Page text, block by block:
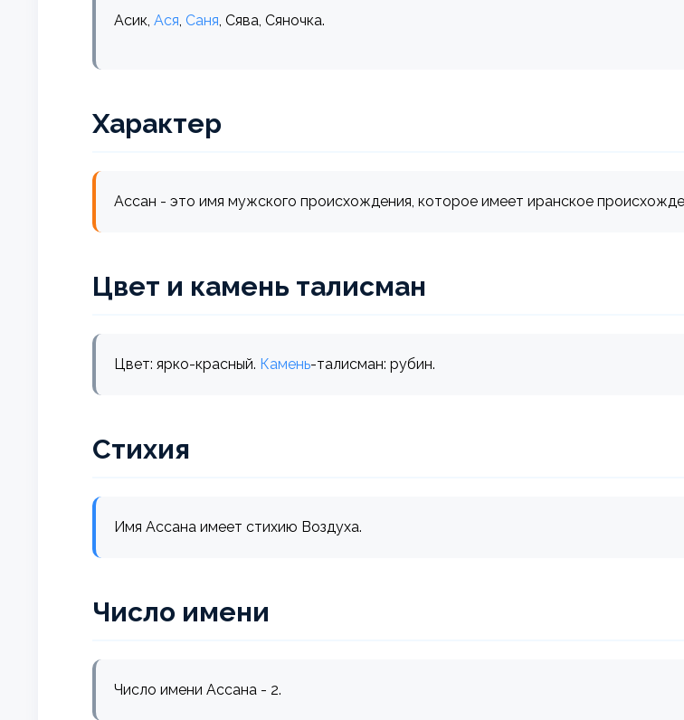
Асик, Ася, Саня, Сява, Сяночка.
Характер
Ассан - это имя мужского происхождения, которое имеет иранское
Цвет и камень талисман
Цвет: ярко-красный. Камень-талисман: рубин.
Стихия
Имя Ассана имеет стихию Воздуха.
Число имени
Число имени Ассана - 2.